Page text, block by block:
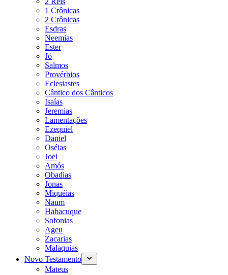
1 Crônicas
2 Crônicas
Esdras
Neemias
Ester
Jó
Salmos
Provérbios
Eclesiastes
Cântico dos Cânticos
Isaías
Jeremias
Lamentações
Ezequiel
Daniel
Oséias
Joel
Amós
Obadias
Jonas
Miquéias
Naum
Habacuque
Sofonias
Ageu
Zacarias
Malaquias
Novo Testamento
Mateus